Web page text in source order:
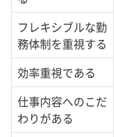
フレキシブルな勤
務体制を重視する
効率重視である
仕事内容へのこだ
わりがある